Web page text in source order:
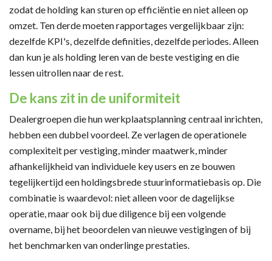
zodat de holding kan sturen op efficiëntie en niet alleen op
omzet. Ten derde moeten rapportages vergelijkbaar zijn:
dezelfde KPI's, dezelfde definities, dezelfde periodes. Alleen
dan kun je als holding leren van de beste vestiging en die
lessen uitrollen naar de rest.
De kans zit in de uniformiteit
Dealergroepen die hun werkplaatsplanning centraal inrichten,
hebben een dubbel voordeel. Ze verlagen de operationele
complexiteit per vestiging, minder maatwerk, minder
afhankelijkheid van individuele key users en ze bouwen
tegelijkertijd een holdingsbrede stuurinformatiebasis op. Die
combinatie is waardevol: niet alleen voor de dagelijkse
operatie, maar ook bij due diligence bij een volgende
overname, bij het beoordelen van nieuwe vestigingen of bij
het benchmarken van onderlinge prestaties.